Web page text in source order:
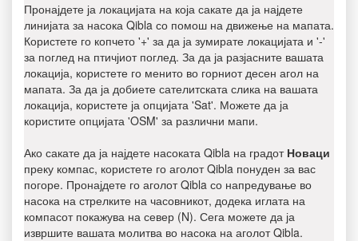
Пронајдете ја локацијата на која сакате да ја најдете
линијата за насока Qibla со помош на движење на мапата.
Користете го копчето '+' за да ја зумирате локацијата и '-'
за поглед на птичјиот поглед. За да ја разјасните вашата
локација, користете го менито во горниот десен агол на
мапата. За да ја добиете сателитската слика на вашата
локација, користете ја опцијата 'Sat'. Можете да ја
користите опцијата 'OSM' за различни мапи.
Ако сакате да ја најдете насоката Qibla на градот Новаци
преку компас, користете го аголот Qibla понуден за вас
погоре. Пронајдете го аголот Qibla со напредување во
насока на стрелките на часовникот, додека иглата на
компасот покажува на север (N). Сега можете да ја
извршите вашата молитва во насока на аголот Qibla.